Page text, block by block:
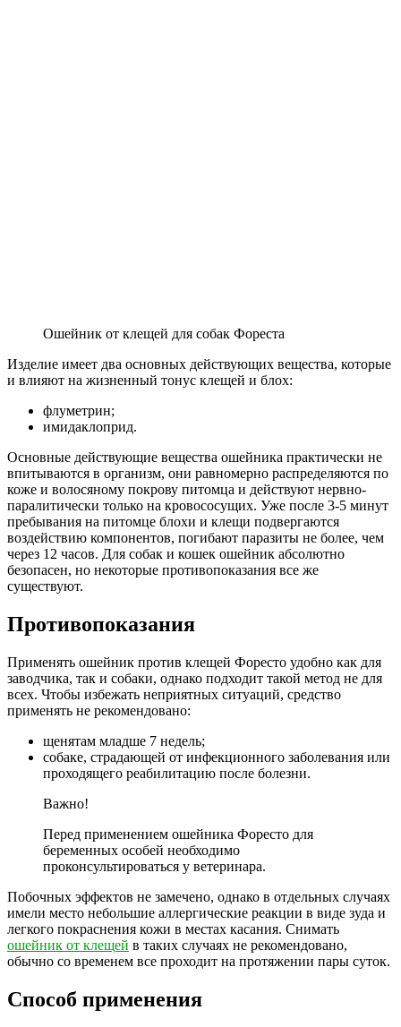
Ошейник от клещей для собак Фореста
Изделие имеет два основных действующих вещества, которые
и влияют на жизненный тонус клещей и блох:
флуметрин;
имидаклоприд.
Основные действующие вещества ошейника практически не
впитываются в организм, они равномерно распределяются по
коже и волосяному покрову питомца и действуют нервно-
паралитически только на кровососущих. Уже после 3-5 минут
пребывания на питомце блохи и клещи подвергаются
воздействию компонентов, погибают паразиты не более, чем
через 12 часов. Для собак и кошек ошейник абсолютно
безопасен, но некоторые противопоказания все же
существуют.
Противопоказания
Применять ошейник против клещей Форесто удобно как для
заводчика, так и собаки, однако подходит такой метод не для
всех. Чтобы избежать неприятных ситуаций, средство
применять не рекомендовано:
щенятам младше 7 недель;
собаке, страдающей от инфекционного заболевания или
проходящего реабилитацию после болезни.
Важно!
Перед применением ошейника Форесто для
беременных особей необходимо
проконсультироваться у ветеринара.
Побочных эффектов не замечено, однако в отдельных случаях
имели место небольшие аллергические реакции в виде зуда и
легкого покраснения кожи в местах касания. Снимать
ошейник от клещей в таких случаях не рекомендовано,
обычно со временем все проходит на протяжении пары суток.
Способ применения